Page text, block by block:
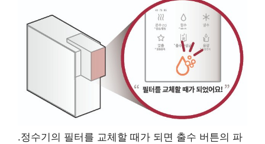
.정수기의 필터를 교체할 때가 되면 출수 버튼의 파